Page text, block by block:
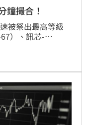
撮合！
被祭出最高等級
）、訊芯-
，皆採20分鐘撮
）、尖點
（3234）、頎邦
5分鐘撮合機制。